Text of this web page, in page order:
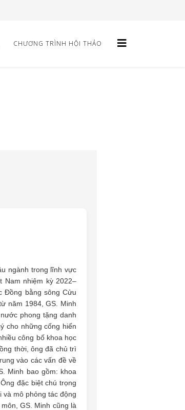
CHƯƠNG TRÌNH HỘI THẢO
ngành trong lĩnh vực
Nam nhiệm kỳ 2022–
Đồng bằng sông Cửu
năm 1984, GS. Minh
phong tặng danh
cho những cống hiến
công bố khoa học
thời, ông đã chủ trì
vào các vấn đề về
Minh bao gồm: khoa
đặc biệt chú trọng
và mô phỏng tác động
GS. Minh cũng là